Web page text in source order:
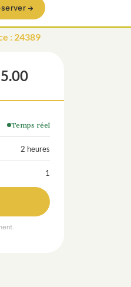
→
: 24389
Temps réel
2 heures
1